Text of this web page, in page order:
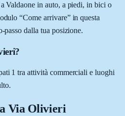
Valdaone in auto, a piedi, in bici o
“Come arrivare” in questa
passo dalla tua posizione.
1 tra attività commerciali e luoghi
Via Olivieri